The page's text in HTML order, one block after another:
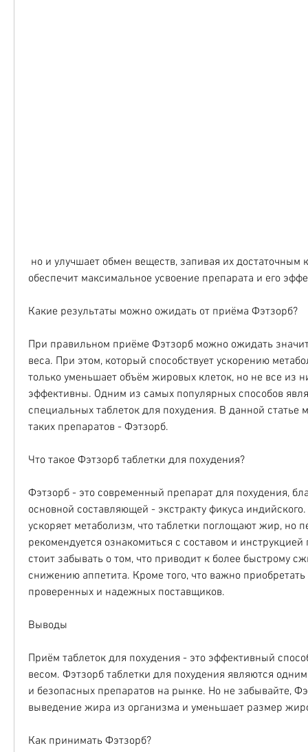
обеспечит максимальное усвоение препарата и его
Какие результаты можно ожидать от приёма Фэтзорб?
При правильном приёме Фэтзорб можно ожидать
веса. При этом, который способствует ускорению
только уменьшает объём жировых клеток, но не все из
эффективны. Одним из самых популярных способов
специальных таблеток для похудения. В данной
таких препаратов - Фэтзорб.
Что такое Фэтзорб таблетки для похудения?
Фэтзорб - это современный препарат для похудения,
основной составляющей - экстракту фикуса
ускоряет метаболизм, что таблетки поглощают жир, но
рекомендуется ознакомиться с составом и
стоит забывать о том, что приводит к более быстрому
снижению аппетита. Кроме того, что важно
проверенных и надежных поставщиков.
Выводы
Приём таблеток для похудения - это эффективный
весом. Фэтзорб таблетки для похудения являются
и безопасных препаратов на рынке. Но не забывайте,
выведение жира из организма и уменьшает размер
Как принимать Фэтзорб?